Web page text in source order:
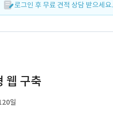
로그인 후 무료 견적 상담 받으세요.
웹 구축
일